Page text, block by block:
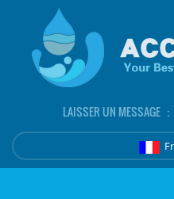
LAISSER UN MESSAGE ：